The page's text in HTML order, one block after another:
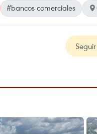
#bancos comerciales